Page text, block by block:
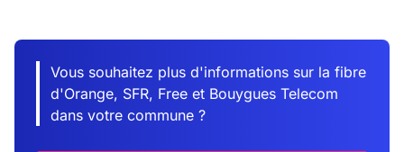
Vous souhaitez plus d'informations sur la fibre
d'Orange, SFR, Free et Bouygues Telecom
dans votre commune ?